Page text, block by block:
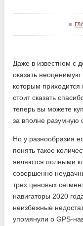
≡
Даже в известном с
оказать неоценимую
которым приходится
стоит сказать
теперь вы можете
за вполне разумную
Но у разнообразия
понять такое
являются полными
совершенно
трех ценовых
навигаторы 2020
неизбежные
упомянули о GPS-